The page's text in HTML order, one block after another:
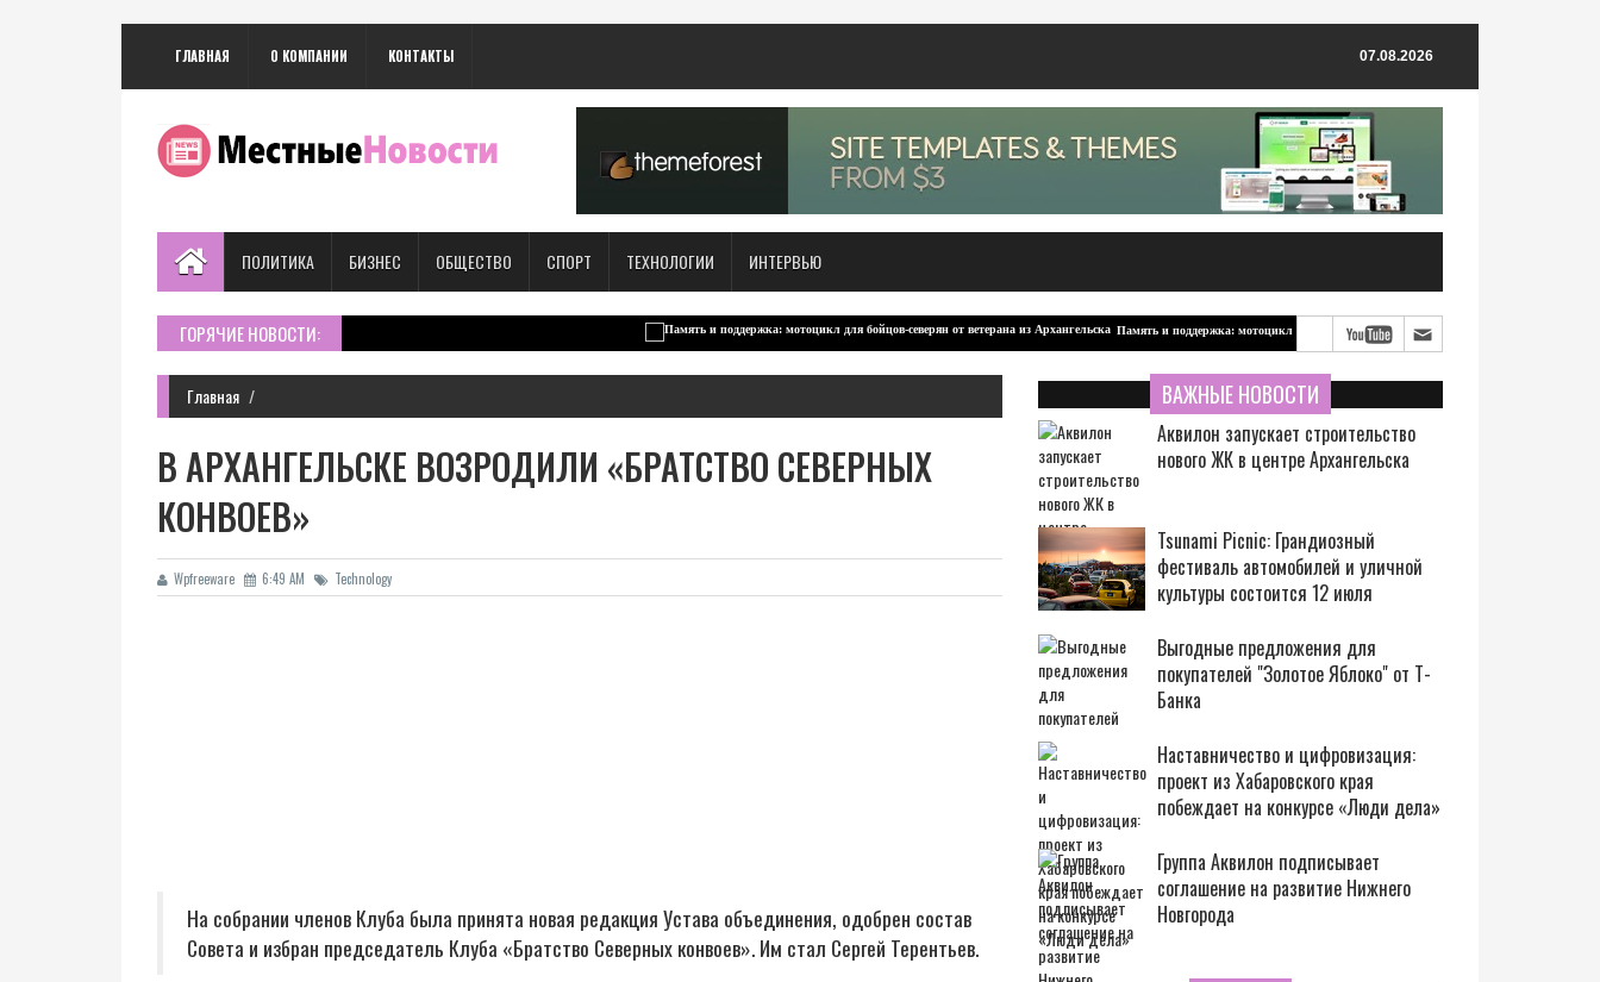
ГЛАВНАЯ О КОМПАНИИ КОНТАКТЫ 07.08.2026
ПОЛИТИКА БИЗНЕС ОБЩЕСТВО СПОРТ ТЕХНОЛОГИИ ИНТЕРВЬЮ
ГОРЯЧИЕ НОВОСТИ: Память и поддержка: мотоцикл для бойцов-северян от ветерана из Архангельска
Главная
В АРХАНГЕЛЬСКЕ ВОЗРОДИЛИ «БРАТСТВО СЕВЕРНЫХ
КОНВОЕВ»
Wpfreeware 6:49 AM Technology
На собрании членов Клуба была принята новая редакция Устава объединения, одобрен состав
Совета и избран председатель Клуба «Братство Северных конвоев». Им стал Сергей Терентьев.
ВАЖНЫЕ НОВОСТИ
Аквилон запускает строительство
нового ЖК в центре Архангельска
Tsunami Picnic: Грандиозный
фестиваль автомобилей и уличной
культуры состоится 12 июля
Выгодные предложения для
покупателей "Золотое Яблоко" от Т-
Банка
Наставничество и цифровизация:
проект из Хабаровского края
побеждает на конкурсе «Люди дела»
Группа Аквилон подписывает
соглашение на развитие Нижнего
Новгорода